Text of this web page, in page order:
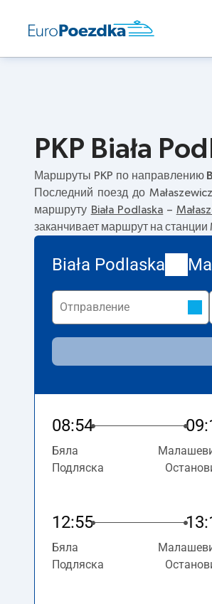
PKP Biała
Маршруты PKP по направлению
Последний поезд до
маршруту Biała Podlaska –
заканчивает маршрут на станции
Biała Podlaska
08:54
Бяла
Подляска
12:55
Бяла
Подляска